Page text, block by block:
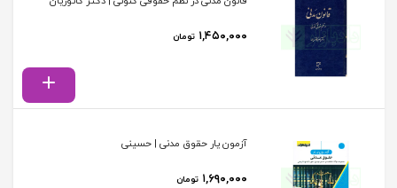
۱,۴۵۰,۰۰۰ تومان
آزمون یار حقوق مدنی | حسینی
۱,۶۹۰,۰۰۰ تومان